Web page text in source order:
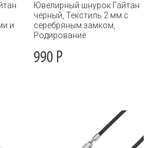
и
Ювелирный шнурок Гайтан
черный, Текстиль 2 мм с
серебряным замком,
Родирование
990 Р